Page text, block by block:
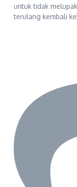
untuk tidak
terulang kembali